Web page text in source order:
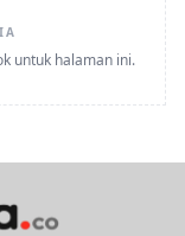
untuk halaman ini.